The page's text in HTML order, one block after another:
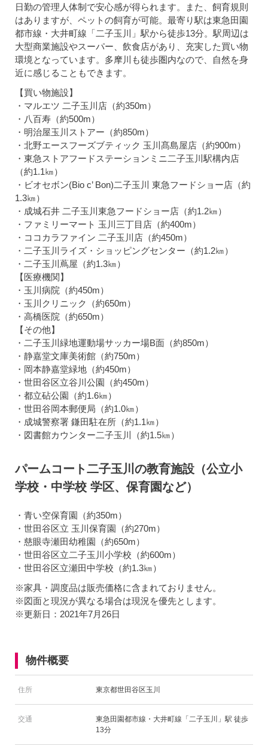
日勤の管理人体制で安心感が得られます。また、飼育規則
はありますが、ペットの飼育が可能。最寄り駅は東急田園
都市線・大井町線「二子玉川」駅から徒歩13分。駅周辺は
大型商業施設やスーパー、飲食店があり、充実した買い物
環境となっています。多摩川も徒歩圏内なので、自然を身
近に感じることもできます。
【買い物施設】
・マルエツ 二子玉川店（約350m）
・八百寿（約500m）
・明治屋玉川ストアー（約850m）
・北野エースフーズブティック 玉川髙島屋店（約900m）
・東急ストアフードステーションミニ二子玉川駅構内店
（約1.1㎞）
・ビオセボン(Bio c’ Bon)二子玉川 東急フードショー店（約
1.3㎞）
・成城石井 二子玉川東急フードショー店（約1.2㎞）
・ファミリーマート 玉川三丁目店（約400m）
・ココカラファイン 二子玉川店（約450m）
・二子玉川ライズ・ショッピングセンター（約1.2㎞）
・二子玉川蔦屋（約1.3㎞）
【医療機関】
・玉川病院（約450m）
・玉川クリニック（約650m）
・高橋医院（約650m）
【その他】
・二子玉川緑地運動場サッカー場B面（約850m）
・静嘉堂文庫美術館（約750m）
・岡本静嘉堂緑地（約450m）
・世田谷区立谷川公園（約450m）
・都立砧公園（約1.6㎞）
・世田谷岡本郵便局（約1.0㎞）
・成城警察署 鎌田駐在所（約1.1㎞）
・図書館カウンター二子玉川（約1.5㎞）
パームコート二子玉川の教育施設（公立小
学校・中学校 学区、保育園など）
・青い空保育園（約350m）
・世田谷区立 玉川保育園（約270m）
・慈眼寺瀬田幼稚園（約650m）
・世田谷区立二子玉川小学校（約600m）
・世田谷区立瀬田中学校（約1.3㎞）
※家具・調度品は販売価格に含まれておりません。
※図面と現況が異なる場合は現況を優先とします。
※更新日：2021年7月26日
物件概要
住所 東京都世田谷区玉川
交通
東急田園都市線・大井町線「二子玉川」駅 徒歩
13分